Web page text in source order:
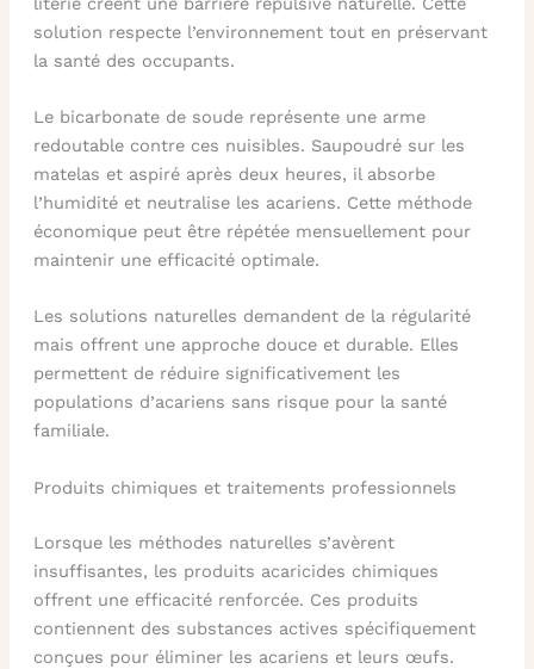
solution respecte l’environnement tout en préservant
la santé des occupants.
Le bicarbonate de soude représente une arme
redoutable contre ces nuisibles. Saupoudré sur les
matelas et aspiré après deux heures, il absorbe
l’humidité et neutralise les acariens. Cette méthode
économique peut être répétée mensuellement pour
maintenir une efficacité optimale.
Les solutions naturelles demandent de la régularité
mais offrent une approche douce et durable. Elles
permettent de réduire significativement les
populations d’acariens sans risque pour la santé
familiale.
Produits chimiques et traitements professionnels
Lorsque les méthodes naturelles s’avèrent
insuffisantes, les produits acaricides chimiques
offrent une efficacité renforcée. Ces produits
contiennent des substances actives spécifiquement
conçues pour éliminer les acariens et leurs œufs.